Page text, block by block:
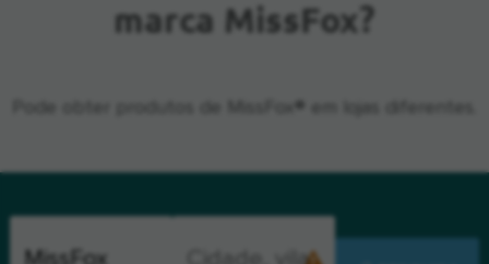
Localização atual
marca MissFox?
Pode obter produtos de MissFox® em lojas diferentes.